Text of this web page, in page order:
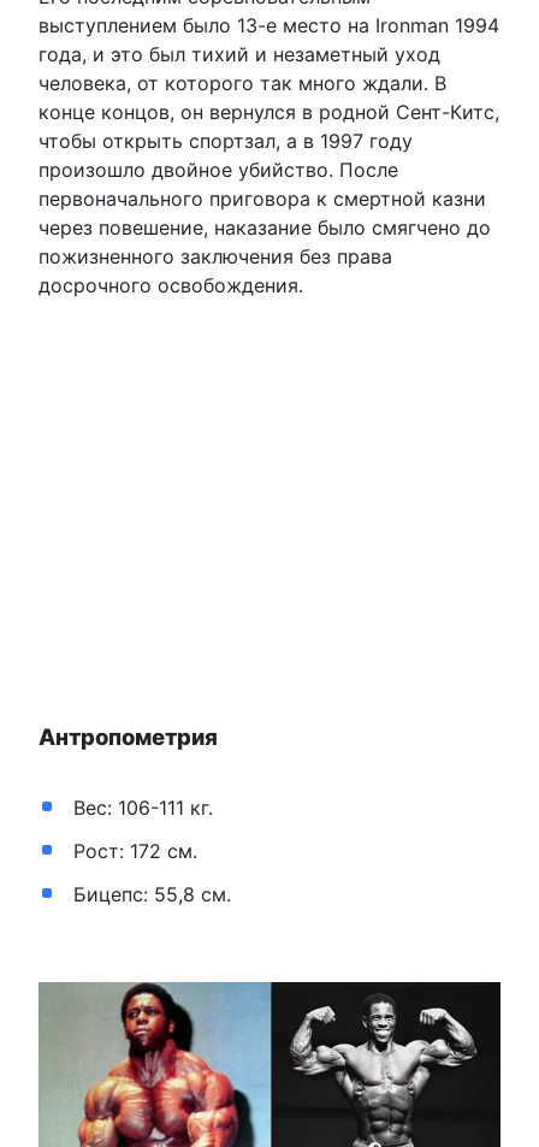
выступлением было 13-е место на Ironman 1994
года, и это был тихий и незаметный уход
человека, от которого так много ждали. В
конце концов, он вернулся в родной Сент-Китс,
чтобы открыть спортзал, а в 1997 году
произошло двойное убийство. После
первоначального приговора к смертной казни
через повешение, наказание было смягчено до
пожизненного заключения без права
досрочного освобождения.
Антропометрия
Вес: 106-111 кг.
Рост: 172 см.
Бицепс: 55,8 см.